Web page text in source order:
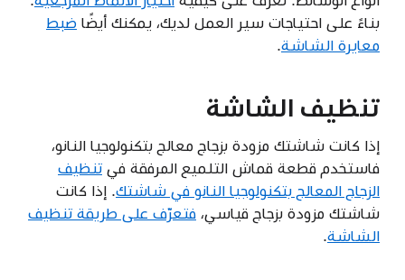
بناءً على احتياجات سير العمل لديك، يمكنك أيضًا ضبط
معايرة الشاشة.
تنظيف الشاشة
إذا كانت شاشتك مزودة بزجاج معالج بتكنولوجيا النانو،
فاستخدم قطعة قماش التلميع المرفقة في تنظيف
الزجاج المعالج بتكنولوجيا النانو في شاشتك. إذا كانت
شاشتك مزودة بزجاج قياسي، فتعرّف على طريقة تنظيف
الشاشة.